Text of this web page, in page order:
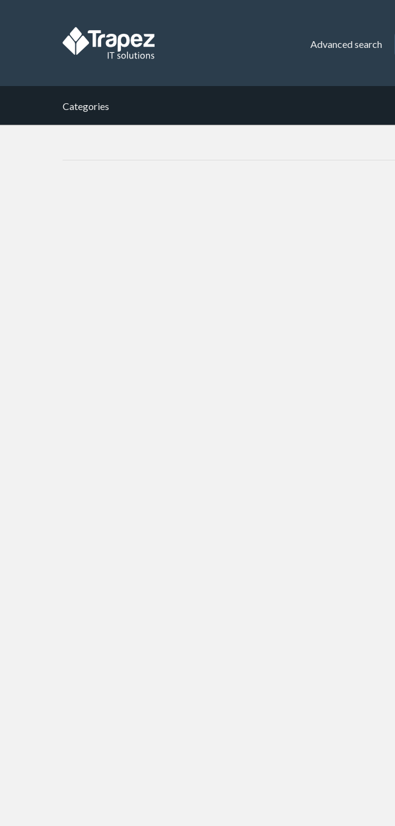
Advanced search
Categories